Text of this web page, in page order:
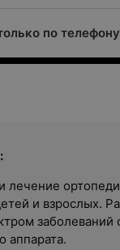
по телефону
лечение
и взрослых.
заболеваний
аппарата.